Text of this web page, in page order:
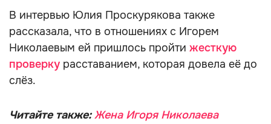
В интервью Юлия Проскурякова также
рассказала, что в отношениях с Игорем
Николаевым ей пришлось пройти жесткую
проверку расставанием, которая довела её до
слёз.
Читайте также:Жена Игоря Николаева